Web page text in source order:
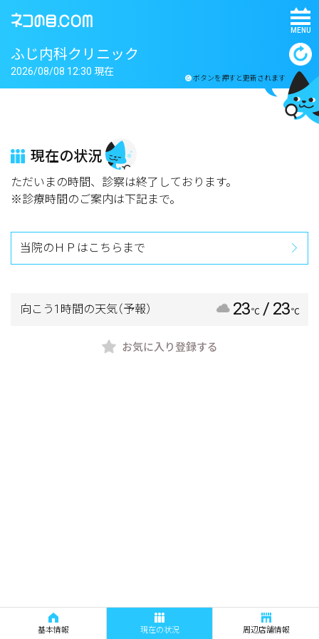
MENU
ふじ内科クリニック
ボタンを押すと更新されます
2026/08/08 12:30 現在
現在の状況
ただいまの時間、診察は終了しております。
※診療時間のご案内は下記まで。
当院のＨＰはこちらまで
向こう1時間の天気（予報） 23℃ / 23℃
お気に入り登録する
基本情報 現在の状況 周辺店舗情報